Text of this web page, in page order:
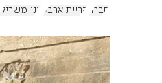
חברון
קריית ארבע יוני משריקי